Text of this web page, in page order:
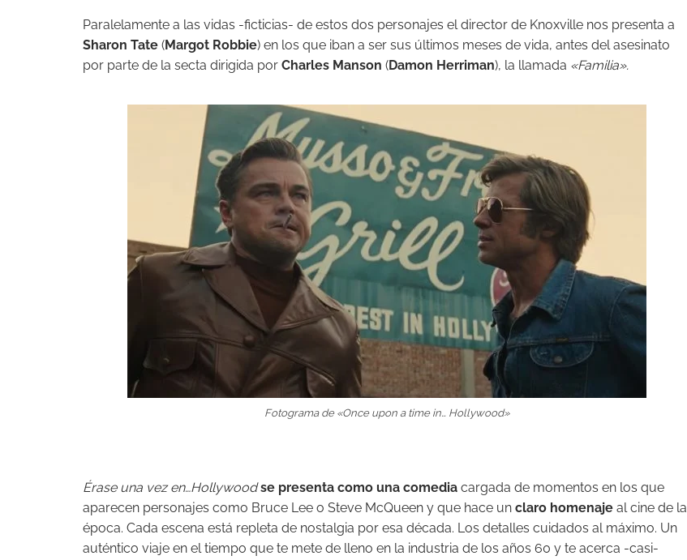
Paralelamente a las vidas -ficticias- de estos dos personajes el director de Knoxville nos presenta a
Sharon Tate (Margot Robbie) en los que iban a ser sus últimos meses de vida, antes del asesinato
por parte de la secta dirigida por Charles Manson (Damon Herriman), la llamada «Familia».
Fotograma de «Once upon a time in… Hollywood»
Érase una vez en…Hollywood se presenta como una comedia cargada de momentos en los que
aparecen personajes como Bruce Lee o Steve McQueen y que hace un claro homenaje al cine de la
época. Cada escena está repleta de nostalgia por esa década. Los detalles cuidados al máximo. Un
auténtico viaje en el tiempo que te mete de lleno en la industria de los años 60 y te acerca -casi-